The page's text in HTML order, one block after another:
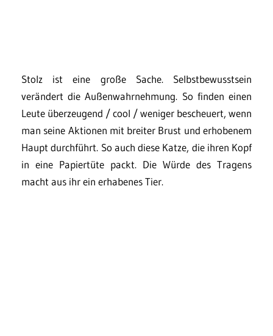
Stolz ist eine große Sache. Selbstbewusstsein
verändert die Außenwahrnehmung. So finden einen
Leute überzeugend / cool / weniger bescheuert, wenn
man seine Aktionen mit breiter Brust und erhobenem
Haupt durchführt. So auch diese Katze, die ihren Kopf
in eine Papiertüte packt. Die Würde des Tragens
macht aus ihr ein erhabenes Tier.